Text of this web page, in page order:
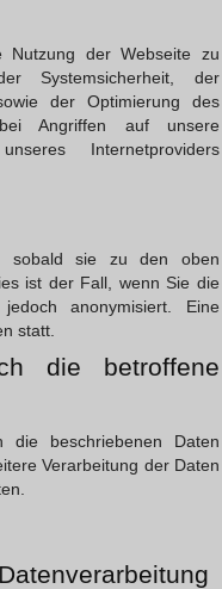
Nutzung der Webseite zu
Systemsicherheit, der
der Optimierung des
Angriffen auf unsere
Internetproviders
sobald sie zu den oben
ist der Fall, wenn Sie die
anonymisiert. Eine
statt.
die betroffene
beschriebenen Daten
Verarbeitung der Daten